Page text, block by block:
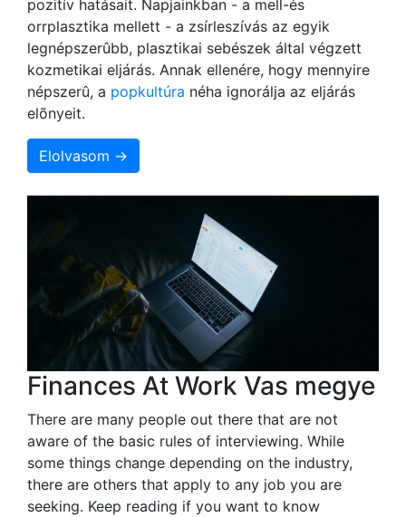
pozitív hatásait. Napjainkban - a mell-és
orrplasztika mellett - a zsírleszívás az egyik
legnépszerûbb, plasztikai sebészek által végzett
kozmetikai eljárás. Annak ellenére, hogy mennyire
népszerû, a popkultúra néha ignorálja az eljárás
elõnyeit.
Elolvasom →
Finances At Work Vas megye
There are many people out there that are not
aware of the basic rules of interviewing. While
some things change depending on the industry,
there are others that apply to any job you are
seeking. Keep reading if you want to know